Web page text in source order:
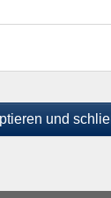
und